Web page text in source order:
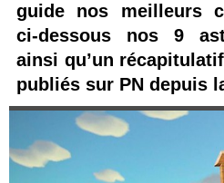
guide nos meilleurs
ci-dessous nos 9
ainsi qu’un
publiés sur PN depuis